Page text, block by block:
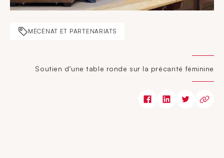
MÉCÉNAT ET PARTENARIATS
Soutien d’une table ronde sur la précarité féminine